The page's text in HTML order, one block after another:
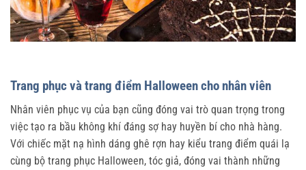
Trang phục và trang điểm Halloween cho nhân viên
Nhân viên phục vụ của bạn cũng đóng vai trò quan trọng trong
việc tạo ra bầu không khí đáng sợ hay huyền bí cho nhà hàng.
Với chiếc mặt nạ hình dáng ghê rợn hay kiểu trang điểm quái lạ
cùng bộ trang phục Halloween, tóc giả, đóng vai thành những